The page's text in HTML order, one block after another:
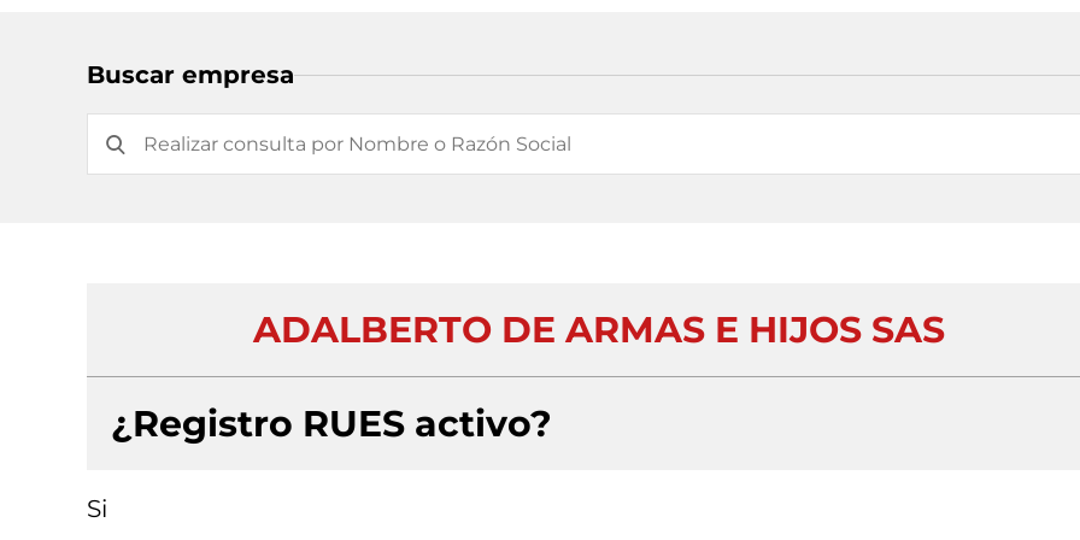
Buscar empresa
ADALBERTO DE ARMAS E HIJOS SAS
¿Registro RUES activo?
Si